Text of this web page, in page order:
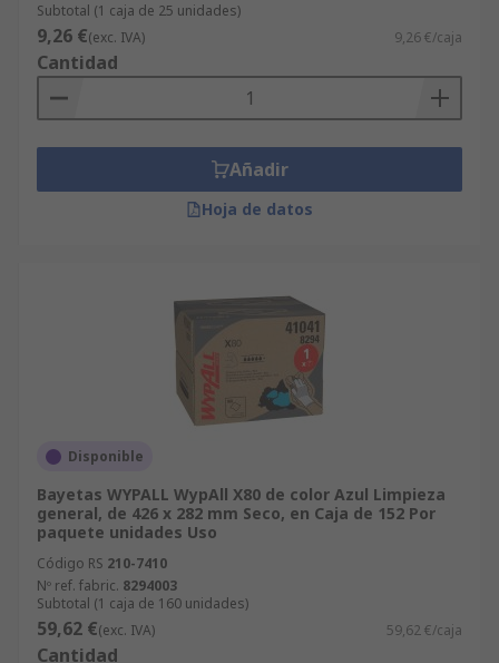
Subtotal (1 caja de 25 unidades)
9,26 €(exc. IVA) 9,26 €/caja
Cantidad
Añadir
Hoja de datos
Disponible
Bayetas WYPALL WypAll X80 de color Azul Limpieza
general, de 426 x 282 mm Seco, en Caja de 152 Por
paquete unidades Uso
Código RS 210-7410
Nº ref. fabric. 8294003
Subtotal (1 caja de 160 unidades)
59,62 €(exc. IVA) 59,62 €/caja
Cantidad